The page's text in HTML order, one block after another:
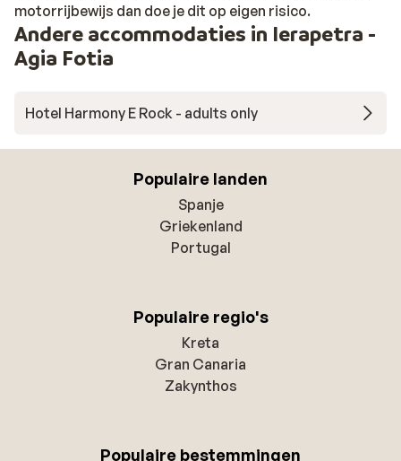
motorrijbewijs dan doe je dit op eigen risico.
Andere accommodaties in Ierapetra -
Agia Fotia
Hotel Harmony E Rock - adults only
Populaire landen
Spanje
Griekenland
Portugal
Populaire regio's
Kreta
Gran Canaria
Zakynthos
Populaire bestemmingen